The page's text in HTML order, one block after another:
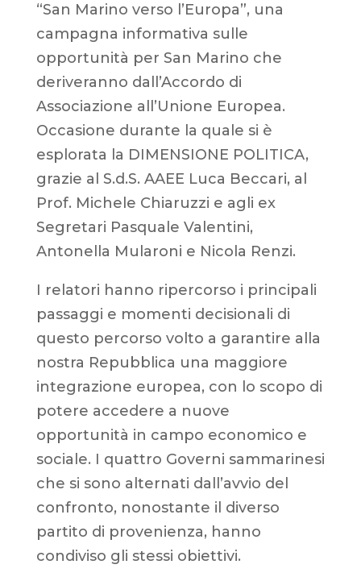
“San Marino verso l’Europa”, una
campagna informativa sulle
opportunità per San Marino che
deriveranno dall’Accordo di
Associazione all’Unione Europea.
Occasione durante la quale si è
esplorata la DIMENSIONE POLITICA,
grazie al S.d.S. AAEE Luca Beccari, al
Prof. Michele Chiaruzzi e agli ex
Segretari Pasquale Valentini,
Antonella Mularoni e Nicola Renzi.
I relatori hanno ripercorso i principali
passaggi e momenti decisionali di
questo percorso volto a garantire alla
nostra Repubblica una maggiore
integrazione europea, con lo scopo di
potere accedere a nuove
opportunità in campo economico e
sociale. I quattro Governi sammarinesi
che si sono alternati dall’avvio del
confronto, nonostante il diverso
partito di provenienza, hanno
condiviso gli stessi obiettivi.